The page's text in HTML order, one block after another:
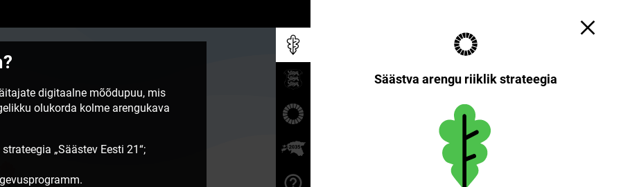
Säästva arengu riiklik strateegia
digitaalne mõõdupuu, mis
olukorda kolme arengukava
„Säästev Eesti 21“;